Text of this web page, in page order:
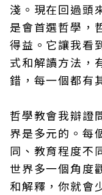
淺。現在回過頭
是會首選哲學，
得益。它讓我看
式和解讀方法，
錯，每一個都有
哲學教會我辯證
界是多元的。每
同、教育程度不
世界多一個角度
和解釋，你就會